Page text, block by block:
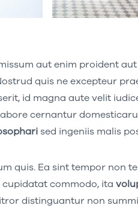
aut enim proident
quis ne excepteur
id magna aute velit
cernantur
sed ingeniis malis
quis. Ea sint tempor non
commodo, ita
distinguantur non